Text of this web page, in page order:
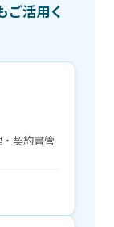
ご活用く
契約書管